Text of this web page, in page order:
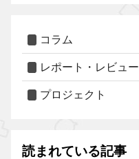
コラム
レポート・レビュー
プロジェクト
読まれている記事